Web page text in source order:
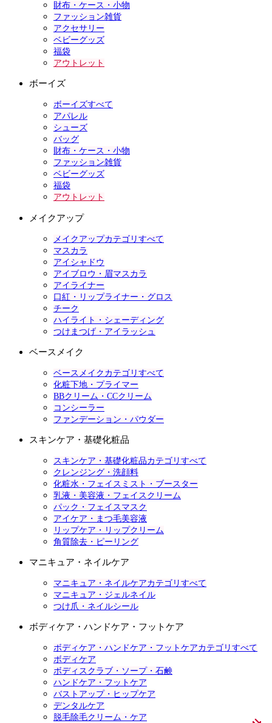
財布・ケース・小物
ファッション雑貨
アクセサリー
ベビーグッズ
福袋
アウトレット
ボーイズ
ボーイズすべて
アパレル
シューズ
バッグ
財布・ケース・小物
ファッション雑貨
ベビーグッズ
福袋
アウトレット
メイクアップ
メイクアップカテゴリすべて
マスカラ
アイシャドウ
アイブロウ・眉マスカラ
アイライナー
口紅・リップライナー・グロス
チーク
ハイライト・シェーディング
つけまつげ・アイラッシュ
ベースメイク
ベースメイクカテゴリすべて
化粧下地・プライマー
BBクリーム・CCクリーム
コンシーラー
ファンデーション・パウダー
スキンケア・基礎化粧品
スキンケア・基礎化粧品カテゴリすべて
クレンジング・洗顔料
化粧水・フェイスミスト・ブースター
乳液・美容液・フェイスクリーム
パック・フェイスマスク
アイケア・まつ毛美容液
リップケア・リップクリーム
角質除去・ピーリング
マニキュア・ネイルケア
マニキュア・ネイルケアカテゴリすべて
マニキュア・ジェルネイル
つけ爪・ネイルシール
ボディケア・ハンドケア・フットケア
ボディケア・ハンドケア・フットケアカテゴリすべて
ボディケア
ボディスクラブ・ソープ・石鹸
ハンドケア・フットケア
バストアップ・ヒップケア
デンタルケア
脱毛除毛クリーム・ケア